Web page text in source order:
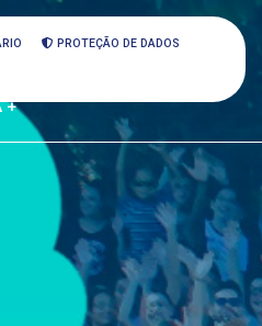
PROTEÇÃO DE DADOS
+